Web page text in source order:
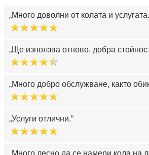
Много доволни от колата и услугата.
Ще използва отново, добра
Много добро обслужване, както
Услуги отлични.